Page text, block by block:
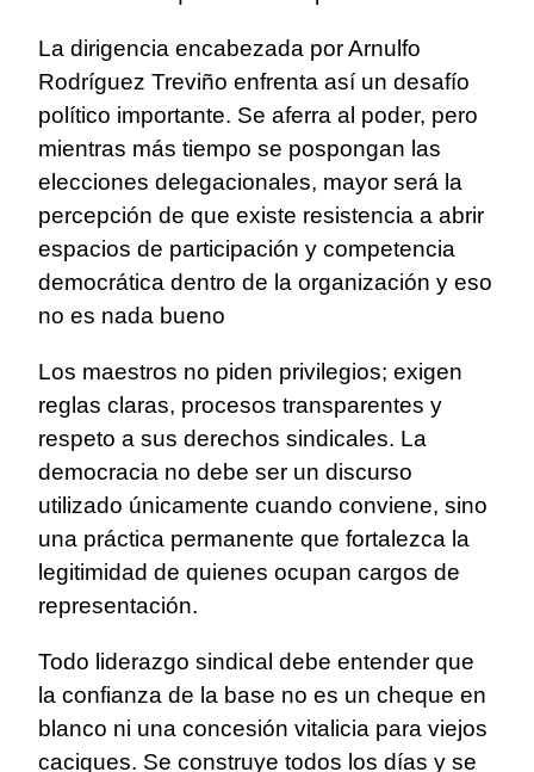
La dirigencia encabezada por Arnulfo
Rodríguez Treviño enfrenta así un desafío
político importante. Se aferra al poder, pero
mientras más tiempo se pospongan las
elecciones delegacionales, mayor será la
percepción de que existe resistencia a abrir
espacios de participación y competencia
democrática dentro de la organización y eso
no es nada bueno
Los maestros no piden privilegios; exigen
reglas claras, procesos transparentes y
respeto a sus derechos sindicales. La
democracia no debe ser un discurso
utilizado únicamente cuando conviene, sino
una práctica permanente que fortalezca la
legitimidad de quienes ocupan cargos de
representación.
Todo liderazgo sindical debe entender que
la confianza de la base no es un cheque en
blanco ni una concesión vitalicia para viejos
caciques. Se construye todos los días y se